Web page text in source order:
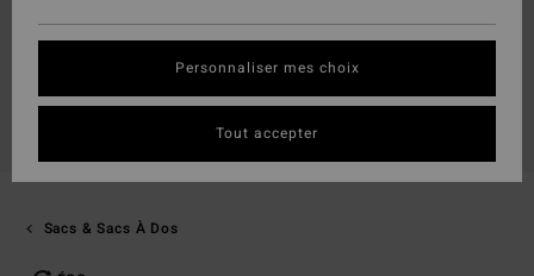
Sacs & Sacs À Dos
Personnaliser mes choix
Tout accepter